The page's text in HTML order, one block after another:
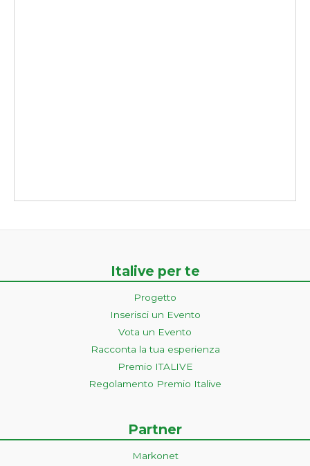
Italive per te
Progetto
Inserisci un Evento
Vota un Evento
Racconta la tua esperienza
Premio ITALIVE
Regolamento Premio Italive
Partner
Markonet